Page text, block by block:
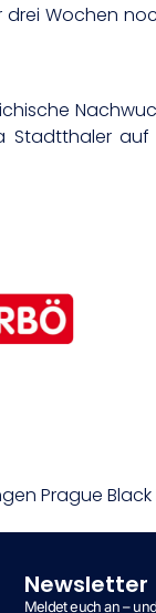
drei Wochen
auf
Prague
Newsletter
Meldet euch an –